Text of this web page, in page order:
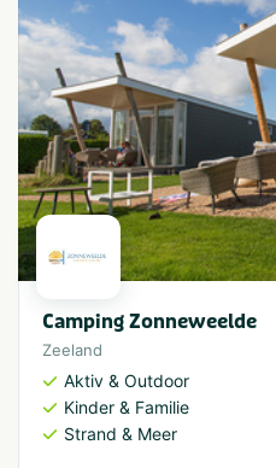
Camping Zonneweelde
Zeeland
Aktiv & Outdoor
Kinder & Familie
Strand & Meer